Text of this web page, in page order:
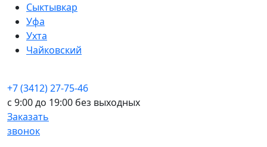
Сыктывкар
Уфа
Ухта
Чайковский
+7 (3412) 27-75-46
c 9:00 до 19:00 без выходных
Заказать
звонок